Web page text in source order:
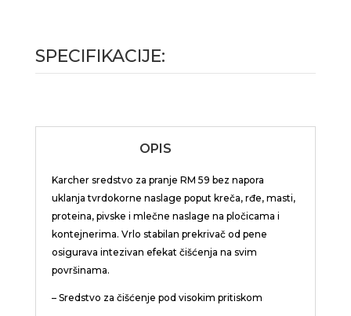
SPECIFIKACIJE:
OPIS
Karcher sredstvo za pranje RM 59 bez napora
uklanja tvrdokorne naslage poput kreča, rđe, masti,
proteina, pivske i mlečne naslage na pločicama i
kontejnerima. Vrlo stabilan prekrivač od pene
osigurava intezivan efekat čišćenja na svim
površinama.
– Sredstvo za čišćenje pod visokim pritiskom